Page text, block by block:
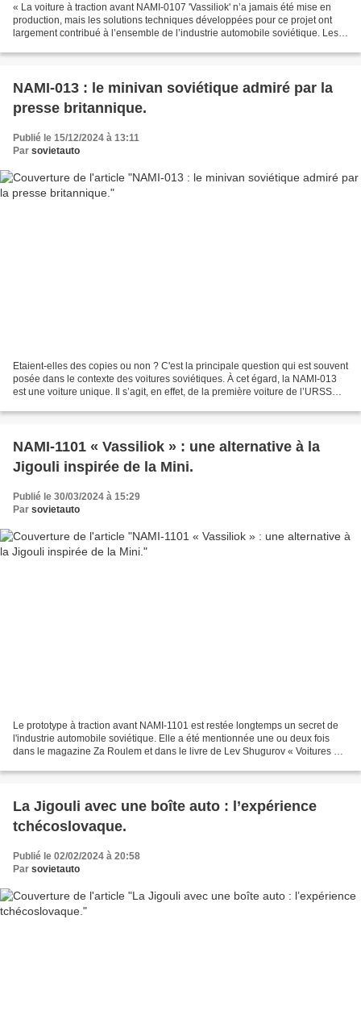
« La voiture à traction avant NAMI-0107 'Vassiliok' n’a jamais été mise en
production, mais les solutions techniques développées pour ce projet ont
largement contribué à l’ensemble de l’industrie automobile soviétique. Les
NAMI-013 : le minivan soviétique admiré par la
presse britannique.
Publié le 15/12/2024 à 13:11
Par sovietauto
Etaient-elles des copies ou non ? C'est la principale question qui est souvent
posée dans le contexte des voitures soviétiques. À cet égard, la NAMI-013
est une voiture unique. Il s’agit, en effet, de la première voiture de l’URSS
NAMI-1101 « Vassiliok » : une alternative à la
Jigouli inspirée de la Mini.
Publié le 30/03/2024 à 15:29
Par sovietauto
Le prototype à traction avant NAMI-1101 est restée longtemps un secret de
l'industrie automobile soviétique. Elle a été mentionnée une ou deux fois
dans le magazine Za Roulem et dans le livre de Lev Shugurov « Voitures du
La Jigouli avec une boîte auto : l’expérience
tchécoslovaque.
Publié le 02/02/2024 à 20:58
Par sovietauto